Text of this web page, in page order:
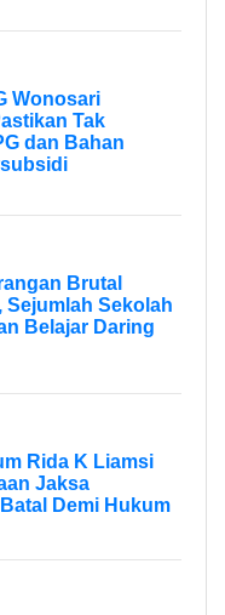
Wonosari
Tak
dan Bahan
Brutal
Sejumlah Sekolah
Belajar Daring
Rida K Liamsi
Jaksa
Demi Hukum